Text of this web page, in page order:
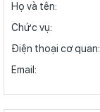
Họ và tên:
Chức vụ:
Điện thoại cơ quan:
Email: